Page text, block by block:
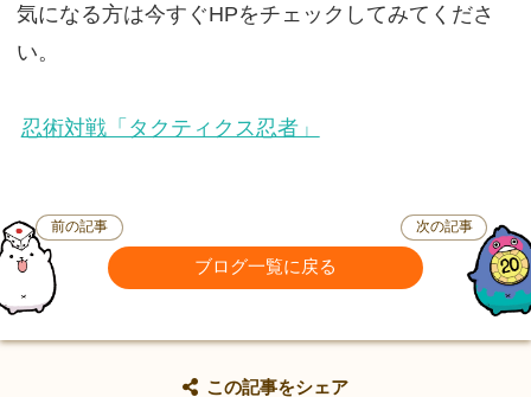
気になる方は今すぐHPをチェックしてみてくださ
い。
忍術対戦「タクティクス忍者」
前の記事
ブログ一覧に戻る
次の記事
この記事をシェア